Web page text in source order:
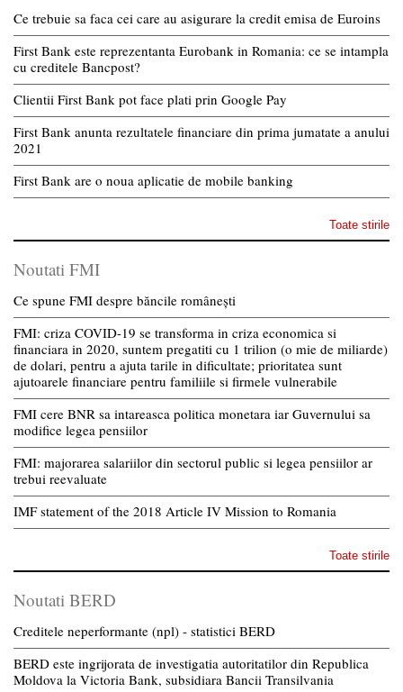
Ce trebuie sa faca cei care au asigurare la credit emisa de Euroins
First Bank este reprezentanta Eurobank in Romania: ce se intampla
cu creditele Bancpost?
Clientii First Bank pot face plati prin Google Pay
First Bank anunta rezultatele financiare din prima jumatate a anului
2021
First Bank are o noua aplicatie de mobile banking
Toate stirile
Noutati FMI
Ce spune FMI despre băncile românești
FMI: criza COVID-19 se transforma in criza economica si
financiara in 2020, suntem pregatiti cu 1 trilion (o mie de miliarde)
de dolari, pentru a ajuta tarile in dificultate; prioritatea sunt
ajutoarele financiare pentru familiile si firmele vulnerabile
FMI cere BNR sa intareasca politica monetara iar Guvernului sa
modifice legea pensiilor
FMI: majorarea salariilor din sectorul public si legea pensiilor ar
trebui reevaluate
IMF statement of the 2018 Article IV Mission to Romania
Toate stirile
Noutati BERD
Creditele neperformante (npl) - statistici BERD
BERD este ingrijorata de investigatia autoritatilor din Republica
Moldova la Victoria Bank, subsidiara Bancii Transilvania